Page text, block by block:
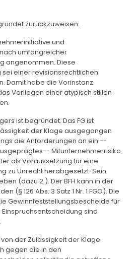
zurückzuweisen.
und
umfangreicher
angenommen. Diese
einer revisionsrechtlichen
Damit habe die Vorinstanz
Vorliegen einer atypisch stillen
ist begründet. Das FG ist
der Klage ausgegangen
die Anforderungen an ein --
Mitunternehmerrisiko
als Voraussetzung für eine
zu Unrecht herabgesetzt. Sein
(dazu 2.). Der BFH kann in der
(§ 126 Abs. 3 Satz 1 Nr. 1 FGO). Die
Gewinnfeststellungsbescheide für
sind
von der Zulässigkeit der Klage
gegen die in den